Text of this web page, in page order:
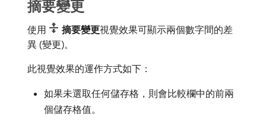
摘要變更
使用 摘要變更​視覺效果可顯示兩個數字間的差
異 (變更)。
此視覺效果的運作方式如下：
如果未選取任何儲存格，則會比較欄中的前兩
個儲存格值。